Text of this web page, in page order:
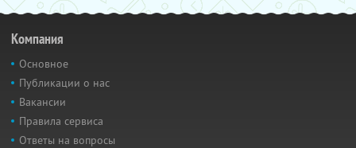
Компания
Основное
Публикации о нас
Вакансии
Правила сервиса
Ответы на вопросы